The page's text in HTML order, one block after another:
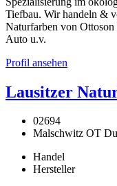
Tiefbau. Wir handeln &
Naturfarben von
Auto u.v.
Profil ansehen
Lausitzer
02694
Malschwitz OT
Handel
Hersteller